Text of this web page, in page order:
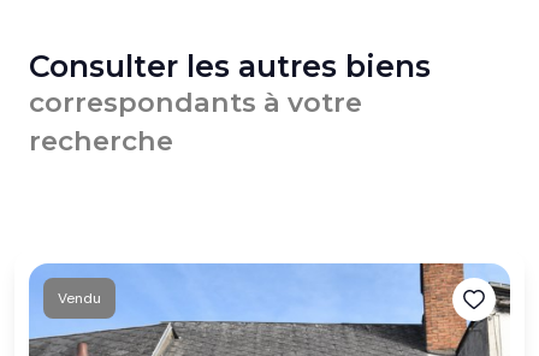
Consulter les autres biens
correspondants à votre
recherche
Vendu